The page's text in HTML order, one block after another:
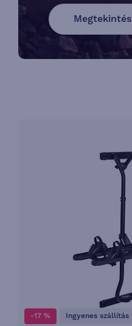
Megtekintés
-17 % Ingyenes szállítás